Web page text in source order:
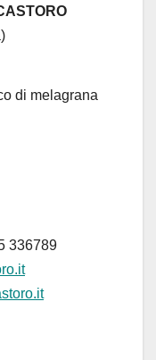
di melagrana
336789